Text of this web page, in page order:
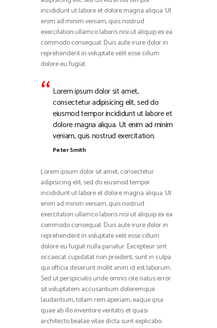
SUIVI DES CRISES RÉGIONALES ET DES ACTIONS DE
L’AFRICA CDC.
SCIENTIFIC RESEARCH
SCIENTIFIQUES (EX: SYNDROME NÉPHROTIQUE).
incididunt ut labore et dolore magna aliqua. Ut
enim ad minim veniam, quis nostrud
exercitation ullamco laboris nisi ut aliquip ex ea
commodo consequat. Duis aute irure dolor in
reprehenderit in voluptate velit esse cillum
dolore eu fugiat.
Lorem ipsum dolor sit amet,
consectetur adipisicing elit, sed do
eiusmod tempor incididunt ut labore et
dolore magna aliqua. Ut enim ad minim
veniam, quis nostrud exercitation.
Peter Smith
Lorem ipsum dolor sit amet, consectetur
adipisicing elit, sed do eiusmod tempor
incididunt ut labore et dolore magna aliqua. Ut
enim ad minim veniam, quis nostrud
exercitation ullamco laboris nisi ut aliquip ex ea
commodo consequat. Duis aute irure dolor in
reprehenderit in voluptate velit esse cillum
dolore eu fugiat nulla pariatur. Excepteur sint
occaecat cupidatat non proident, sunt in culpa
qui officia deserunt mollit anim id est laborum.
Sed ut perspiciatis unde omnis iste natus error
sit voluptatem accusantium doloremque
laudantium, totam rem aperiam, eaque ipsa
quae ab illo inventore veritatis et quasi
architecto beatae vitae dicta sunt explicabo.